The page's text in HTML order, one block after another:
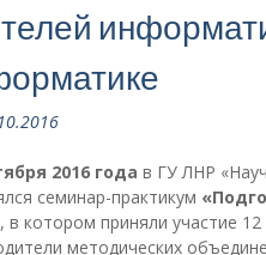
2016 года в ГУ ЛНР
семинар-практикум
, в котором приняли участие
методических